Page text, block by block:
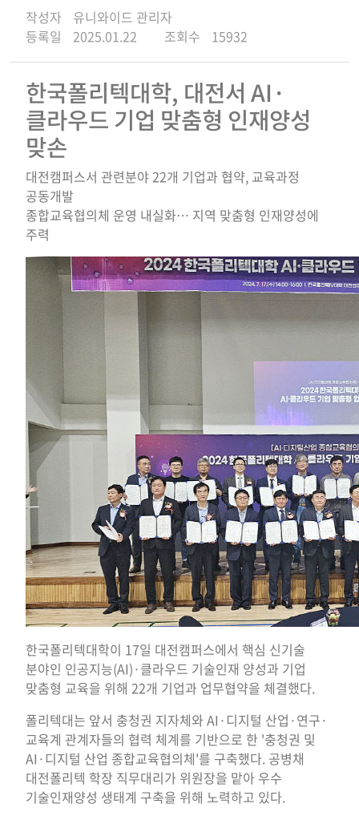
작성자
유니와이드 관리자
등록일
2025.01.22 조회수 15932
한국폴리텍대학, 대전서 AI·
클라우드 기업 맞춤형 인재양성
맞손
대전캠퍼스서 관련분야 22개 기업과 협약, 교육과정
공동개발
종합교육협의체 운영 내실화… 지역 맞춤형 인재양성에
주력
한국폴리텍대학이 17일 대전캠퍼스에서 핵심 신기술
분야인 인공지능(AI)·클라우드 기술인재 양성과 기업
맞춤형 교육을 위해 22개 기업과 업무협약을 체결했다.
폴리텍대는 앞서 충청권 지자체와 AI·디지털 산업·연구·
교육계 관계자들의 협력 체계를 기반으로 한 '충청권 및
AI·디지털 산업 종합교육협의체'를 구축했다. 공병채
대전폴리텍 학장 직무대리가 위원장을 맡아 우수
기술인재양성 생태계 구축을 위해 노력하고 있다.